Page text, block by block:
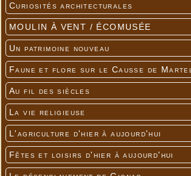
Curiosités architecturales
MOULIN À VENT / ÉCOMUSÉE
Un patrimoine nouveau
Faune et flore sur le Causse de Martel
Au fil des siècles
La vie religieuse
L'agriculture d'hier à aujourd'hui
Fêtes et loisirs d'hier à aujourd'hui